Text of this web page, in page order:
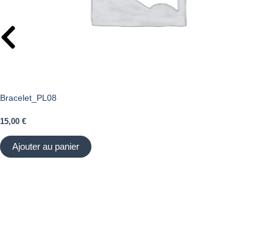
Bracelet_PL08
15,00 €
Ajouter au panier